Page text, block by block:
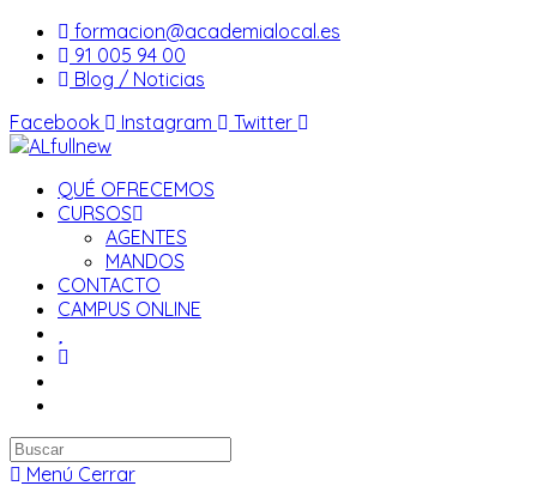
Saltar
contenido
formacion@academialocal.es
91 005 94 00
Blog / Noticias
Facebook
Instagram Twitter
QUÉ OFRECEMOS
CURSOS
AGENTES
MANDOS
CONTACTO
CAMPUS ONLINE
Buscar
enMenú Cerrar